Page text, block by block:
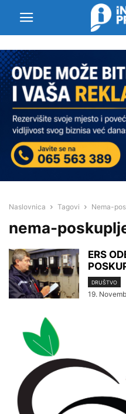
Naslovnica Tagovi Nema-
nema-
ERS
DRUŠTVO
19.